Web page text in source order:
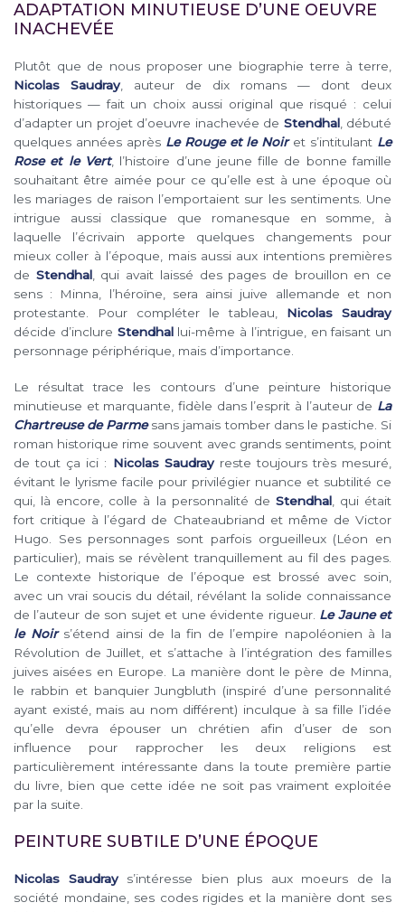
ADAPTATION MINUTIEUSE D’UNE OEUVRE
INACHEVÉE
Plutôt que de nous proposer une biographie terre à terre,
Nicolas Saudray, auteur de dix romans — dont deux
historiques — fait un choix aussi original que risqué : celui
d’adapter un projet d’oeuvre inachevée de Stendhal, débuté
quelques années après Le Rouge et le Noiret s’intitulant Le
Rose et le Vert, l’histoire d’une jeune fille de bonne famille
souhaitant être aimée pour ce qu’elle est à une époque où
les mariages de raison l’emportaient sur les sentiments. Une
intrigue aussi classique que romanesque en somme, à
laquelle l’écrivain apporte quelques changements pour
mieux coller à l’époque, mais aussi aux intentions premières
de Stendhal, qui avait laissé des pages de brouillon en ce
sens : Minna, l’héroïne, sera ainsi juive allemande et non
protestante. Pour compléter le tableau, Nicolas Saudray
décide d’inclure Stendhallui-même à l’intrigue, en faisant un
personnage périphérique, mais d’importance.
Le résultat trace les contours d’une peinture historique
minutieuse et marquante, fidèle dans l’esprit à l’auteur de La
Chartreuse de Parme sans jamais tomber dans le pastiche. Si
roman historique rime souvent avec grands sentiments, point
de tout ça ici : Nicolas Saudrayreste toujours très mesuré,
évitant le lyrisme facile pour privilégier nuance et subtilité ce
qui, là encore, colle à la personnalité de Stendhal, qui était
fort critique à l’égard de Chateaubriand et même de Victor
Hugo. Ses personnages sont parfois orgueilleux (Léon en
particulier), mais se révèlent tranquillement au fil des pages.
Le contexte historique de l’époque est brossé avec soin,
avec un vrai soucis du détail, révélant la solide connaissance
de l’auteur de son sujet et une évidente rigueur. Le Jaune et
le Noirs’étend ainsi de la fin de l’empire napoléonien à la
Révolution de Juillet, et s’attache à l’intégration des familles
juives aisées en Europe. La manière dont le père de Minna,
le rabbin et banquier Jungbluth (inspiré d’une personnalité
ayant existé, mais au nom différent) inculque à sa fille l’idée
qu’elle devra épouser un chrétien afin d’user de son
influence pour rapprocher les deux religions est
particulièrement intéressante dans la toute première partie
du livre, bien que cette idée ne soit pas vraiment exploitée
par la suite.
PEINTURE SUBTILE D’UNE ÉPOQUE
Nicolas Saudrays’intéresse bien plus aux moeurs de la
société mondaine, ses codes rigides et la manière dont ses